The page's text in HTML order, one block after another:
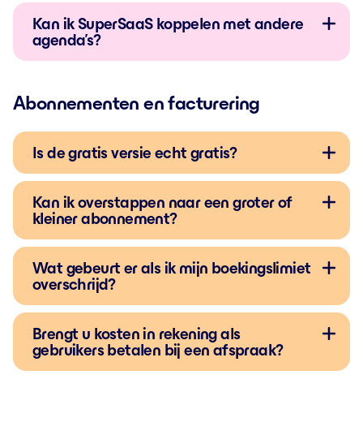
Kan ik SuperSaaS koppelen met andere
agenda’s?
Abonnementen en facturering
Is de gratis versie echt gratis?
Kan ik overstappen naar een groter of
kleiner abonnement?
Wat gebeurt er als ik mijn boekingslimiet
overschrijd?
Brengt u kosten in rekening als
gebruikers betalen bij een afspraak?